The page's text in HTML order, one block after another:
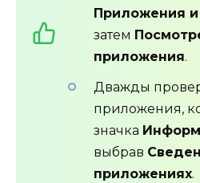
Приложения
затем
приложения.
Дважды
приложения,
значка
выбрав
приложениях.